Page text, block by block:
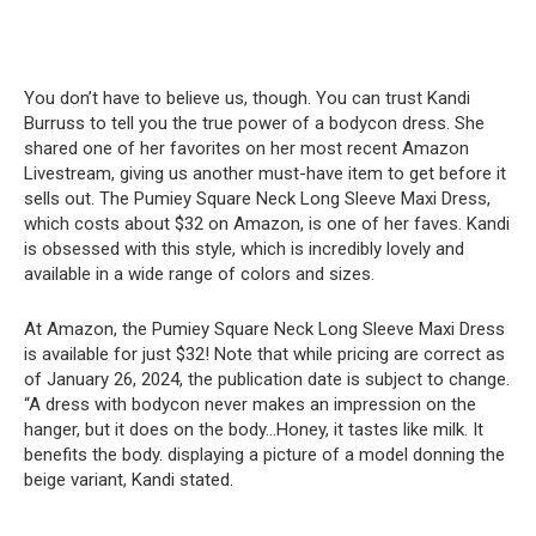
You don’t have to believe us, though. You can trust Kandi
Burruss to tell you the true power of a bodycon dress. She
shared one of her favorites on her most recent Amazon
Livestream, giving us another must-have item to get before it
sells out. The Pumiey Square Neck Long Sleeve Maxi Dress,
which costs about $32 on Amazon, is one of her faves. Kandi
is obsessed with this style, which is incredibly lovely and
available in a wide range of colors and sizes.
At Amazon, the Pumiey Square Neck Long Sleeve Maxi Dress
is available for just $32! Note that while pricing are correct as
of January 26, 2024, the publication date is subject to change.
“A dress with bodycon never makes an impression on the
hanger, but it does on the body…Honey, it tastes like milk. It
benefits the body. displaying a picture of a model donning the
beige variant, Kandi stated.